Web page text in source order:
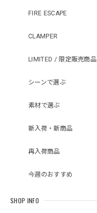
FIRE ESCAPE
CLAMPER
LIMITED / 限定販売商品
シーンで選ぶ
素材で選ぶ
新入荷・新商品
再入荷商品
今週のおすすめ
SHOP INFO